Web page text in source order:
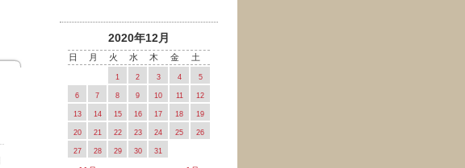
2020年12月
日 月 火 水 木 金 土
1 2 3 4 5
6 7 8 9 10 11 12
13 14 15 16 17 18 19
20 21 22 23 24 25 26
27 28 29 30 31